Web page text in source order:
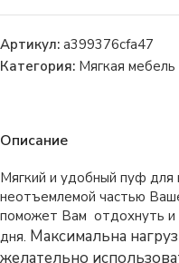
Артикул: a399376cfa47
Категория: Мягкая мебель
Описание
Мягкий и удобный пуф для
неотъемлемой частью
поможет Вам отдохнуть и
дня. Максимальна
желательно